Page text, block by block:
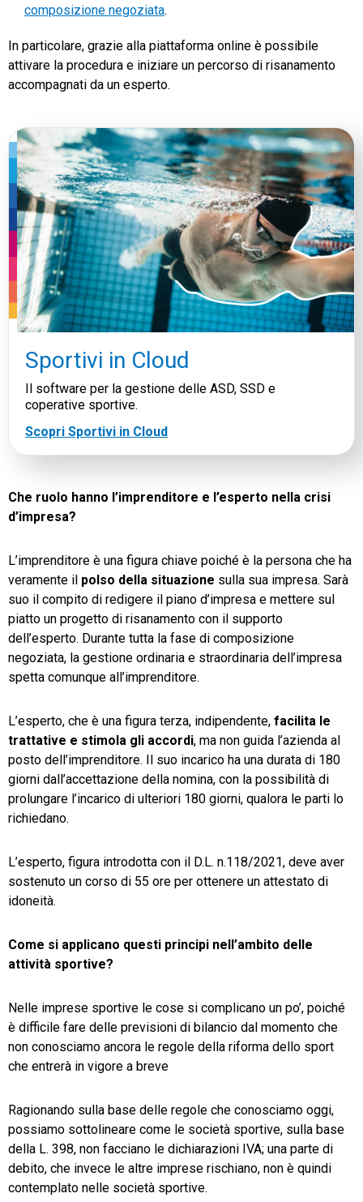
composizione negoziata.
In particolare, grazie alla piattaforma online è possibile
attivare la procedura e iniziare un percorso di risanamento
accompagnati da un esperto.
Sportivi in Cloud
Il software per la gestione delle ASD, SSD e
coperative sportive.
Scopri Sportivi in Cloud
Che ruolo hanno l’imprenditore e l’esperto nella crisi
d’impresa?
L’imprenditore è una figura chiave poiché è la persona che ha
veramente il polso della situazione sulla sua impresa. Sarà
suo il compito di redigere il piano d’impresa e mettere sul
piatto un progetto di risanamento con il supporto
dell’esperto. Durante tutta la fase di composizione
negoziata, la gestione ordinaria e straordinaria dell’impresa
spetta comunque all’imprenditore.
L’esperto, che è una figura terza, indipendente, facilita le
trattative e stimola gli accordi, ma non guida l’azienda al
posto dell’imprenditore. Il suo incarico ha una durata di 180
giorni dall’accettazione della nomina, con la possibilità di
prolungare l’incarico di ulteriori 180 giorni, qualora le parti lo
richiedano.
L’esperto, figura introdotta con il D.L. n.118/2021, deve aver
sostenuto un corso di 55 ore per ottenere un attestato di
idoneità.
Come si applicano questi principi nell’ambito delle
attività sportive?
Nelle imprese sportive le cose si complicano un po’, poiché
è difficile fare delle previsioni di bilancio dal momento che
non conosciamo ancora le regole della riforma dello sport
che entrerà in vigore a breve
Ragionando sulla base delle regole che conosciamo oggi,
possiamo sottolineare come le società sportive, sulla base
della L. 398, non facciano le dichiarazioni IVA; una parte di
debito, che invece le altre imprese rischiano, non è quindi
contemplato nelle società sportive.